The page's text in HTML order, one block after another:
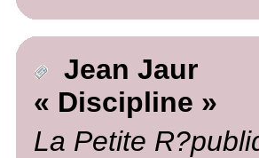
Jean Jaur
« Discipline »
La Petite